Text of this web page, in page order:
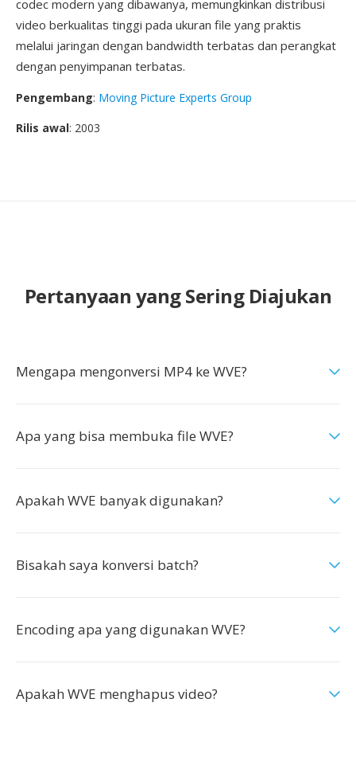
codec modern yang dibawanya, memungkinkan distribusi
video berkualitas tinggi pada ukuran file yang praktis
melalui jaringan dengan bandwidth terbatas dan perangkat
dengan penyimpanan terbatas.
Pengembang: Moving Picture Experts Group
Rilis awal: 2003
Pertanyaan yang Sering Diajukan
Mengapa mengonversi MP4 ke WVE?
Apa yang bisa membuka file WVE?
Apakah WVE banyak digunakan?
Bisakah saya konversi batch?
Encoding apa yang digunakan WVE?
Apakah WVE menghapus video?